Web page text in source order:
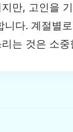
만, 고인을
니다. 계절별
는 것은 소